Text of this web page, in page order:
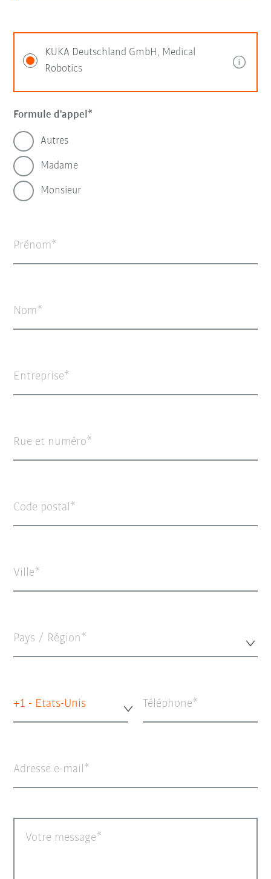
KUKA Deutschland GmbH, Medical
Robotics
Formule d'appel
Autres
Madame
Monsieur
Prénom
Nom
Entreprise
Rue et numéro
Code postal
Ville
Pays / Région*
+1 - Etats-Unis Téléphone
Adresse e-mail
Votre message